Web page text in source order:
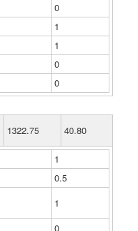
0
1
1
0
0
1322.75 40.80
1
0.5
1
0